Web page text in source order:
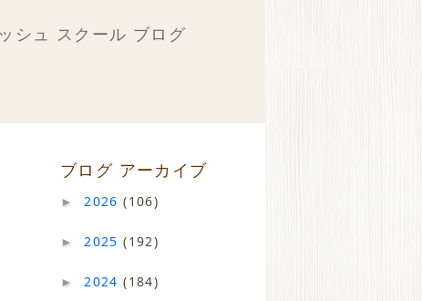
シュ スクール ブログ
ブログ アーカイブ
► 2026(106)
► 2025(192)
► 2024(184)